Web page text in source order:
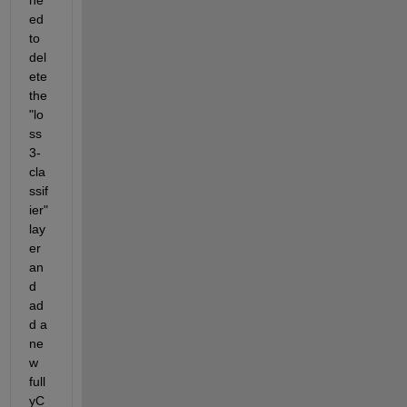
ed
to
del
ete
the
"lo
ss
3-
cla
ssif
ier"
lay
er
an
d
ad
d a
ne
w
full
yC